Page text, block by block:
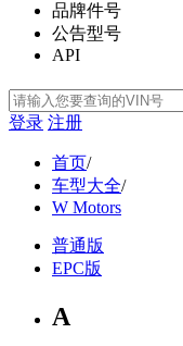
品牌件号
公告型号
API
登录 注册
首页/
车型大全/
W Motors
普通版
EPC版
A